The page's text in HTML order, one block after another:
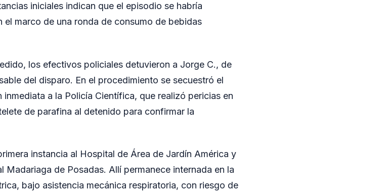
iniciales indican que el episodio se habría
marco de una ronda de consumo de bebidas
los efectivos policiales detuvieron a Jorge C., de
del disparo. En el procedimiento se secuestró el
a la Policía Científica, que realizó pericias en
de parafina al detenido para confirmar la
instancia al Hospital de Área de Jardín América y
Madariaga de Posadas. Allí permanece internada en la
bajo asistencia mecánica respiratoria, con riesgo de